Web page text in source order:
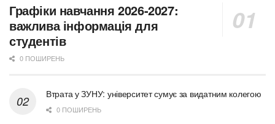
Графіки навчання 2026-2027:
важлива інформація для
студентів
0 ПОШИРЕНЬ
Втрата у ЗУНУ: університет сумує за видатним колегою
0 ПОШИРЕНЬ